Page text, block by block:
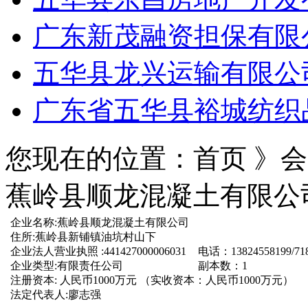
广东新茂融资担保有
五华县龙兴运输有限公
广东省五华县裕城纺
您现在的位置：首页 》
蕉岭县顺龙混凝土有限公
企业名称:蕉岭县顺龙混凝土有限公司
住所:蕉岭县新铺镇油坑村山下
企业法人营业执照 :441427000006031
电话：13824558199/
企业类型:有限责任公司
副本数：1
注册资本: 人民币1000万元 （实收资本：人民币1000万元）
法定代表人:廖志强